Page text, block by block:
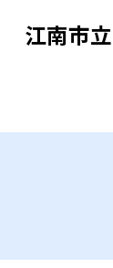
江南市